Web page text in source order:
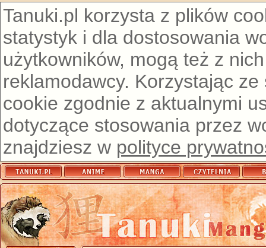
Tanuki.pl korzysta z plików
statystyk i dla dostosowania
użytkowników, mogą też z
reklamodawcy. Korzystając
cookie zgodnie z aktualnymi
dotyczące stosowania przez
znajdziesz w polityce